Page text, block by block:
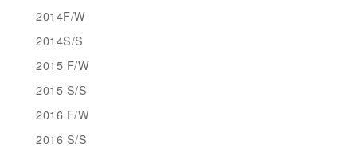
2014F/W
2014S/S
2015 F/W
2015 S/S
2016 F/W
2016 S/S